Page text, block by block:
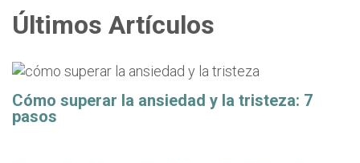
Últimos Artículos
Cómo superar la ansiedad y la tristeza: 7
pasos